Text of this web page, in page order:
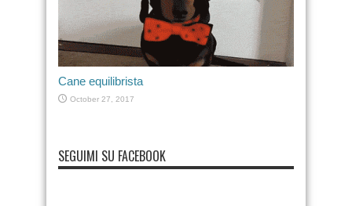
Cane equilibrista
October 27, 2017
SEGUIMI SU FACEBOOK